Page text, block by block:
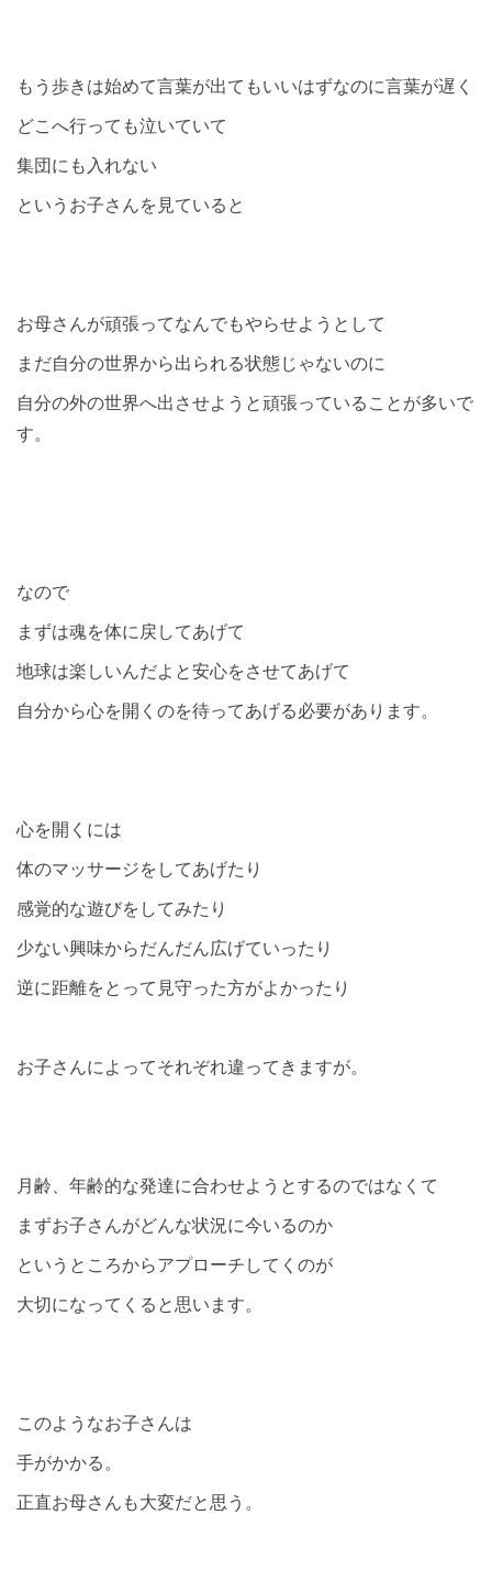
もう歩きは始めて言葉が出てもいいはずなのに言葉が遅く
どこへ行っても泣いていて
集団にも入れない
というお子さんを見ていると
お母さんが頑張ってなんでもやらせようとして
まだ自分の世界から出られる状態じゃないのに
自分の外の世界へ出させようと頑張っていることが多いで
す。
なので
まずは魂を体に戻してあげて
地球は楽しいんだよと安心をさせてあげて
自分から心を開くのを待ってあげる必要があります。
心を開くには
体のマッサージをしてあげたり
感覚的な遊びをしてみたり
少ない興味からだんだん広げていったり
逆に距離をとって見守った方がよかったり
お子さんによってそれぞれ違ってきますが。
月齢、年齢的な発達に合わせようとするのではなくて
まずお子さんがどんな状況に今いるのか
というところからアプローチしてくのが
大切になってくると思います。
このようなお子さんは
手がかかる。
正直お母さんも大変だと思う。